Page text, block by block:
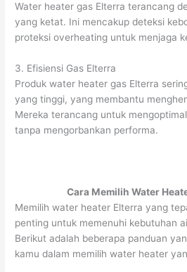
Water heater gas Elterra terancang
yang ketat. Ini mencakup deteksi
proteksi overheating untuk menjaga
3. Efisiensi Gas Elterra
Produk water heater gas Elterra
yang tinggi, yang membantu
Mereka terancang untuk
tanpa mengorbankan performa.
Cara Memilih Water
Memilih water heater Elterra yang
penting untuk memenuhi kebutuhan
Berikut adalah beberapa panduan
kamu dalam memilih water heater